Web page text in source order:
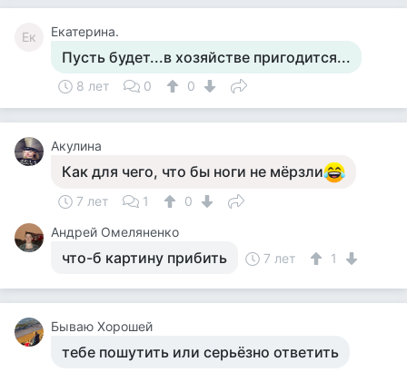
Ек Екатерина.
Пусть будет...в хозяйстве пригодится...
8 лет 0 0
Акулина
Как для чего, что бы ноги не мёрзли
7 лет 1
0
Андрей Омеляненко
что-б картину прибить 7 лет 1
Бываю Хорошей
тебе пошутить или серьёзно ответить